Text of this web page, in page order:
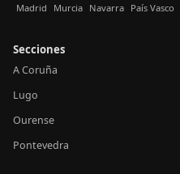
Madrid Murcia Navarra País Vasco
Secciones
A Coruña
Lugo
Ourense
Pontevedra